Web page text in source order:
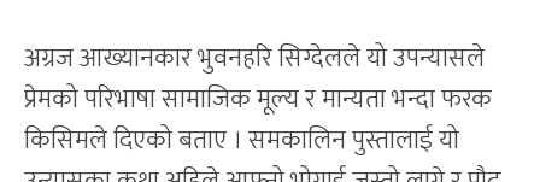
अग्रज आख्यानकार भुवनहरि सिग्देलले यो उपन्यासले
प्रेमको परिभाषा सामाजिक मूल्य र मान्यता भन्दा फरक
किसिमले दिएको बताए । समकालिन पुस्तालाई यो